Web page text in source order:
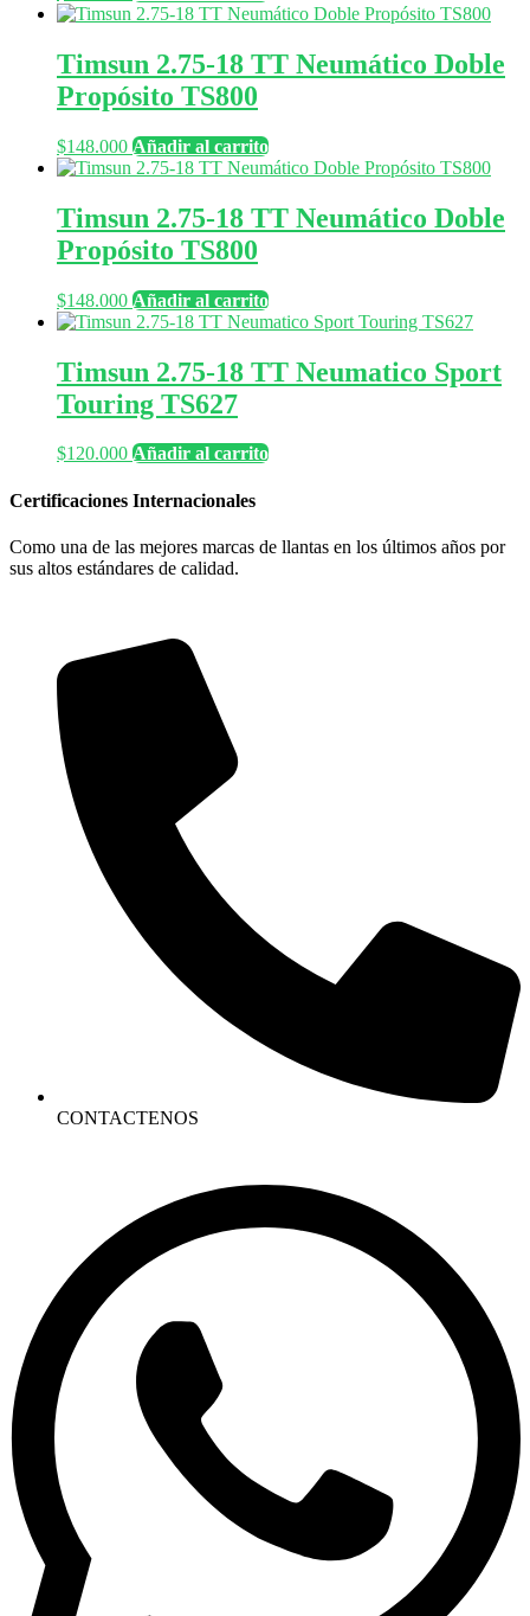
Timsun 2.75-18 TT Neumático Doble
Propósito TS800
$148.000 Añadir al carrito
Timsun 2.75-18 TT Neumático Doble
Propósito TS800
$148.000 Añadir al carrito
Timsun 2.75-18 TT Neumatico Sport
Touring TS627
$120.000 Añadir al carrito
Certificaciones Internacionales
Como una de las mejores marcas de llantas en los últimos años por
sus altos estándares de calidad.
CONTACTENOS